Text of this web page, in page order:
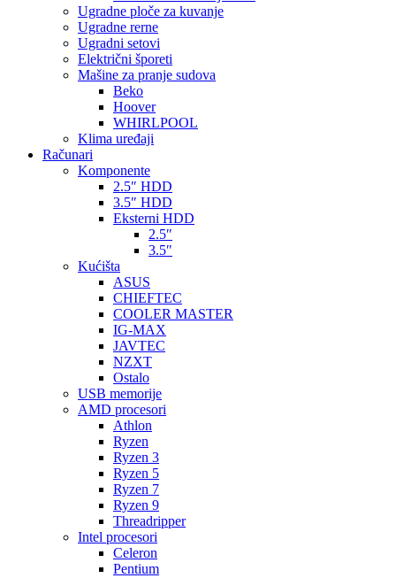
Ugradne ploče za kuvanje
Ugradne rerne
Ugradni setovi
Električni šporeti
Mašine za pranje sudova
Beko
Hoover
WHIRLPOOL
Klima uređaji
Računari
Komponente
2.5″ HDD
3.5″ HDD
Eksterni HDD
2.5″
3.5″
Kućišta
ASUS
CHIEFTEC
COOLER MASTER
IG-MAX
JAVTEC
NZXT
Ostalo
USB memorije
AMD procesori
Athlon
Ryzen
Ryzen 3
Ryzen 5
Ryzen 7
Ryzen 9
Threadripper
Intel procesori
Celeron
Pentium